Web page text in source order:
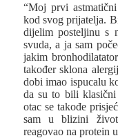
“Moj prvi astmatični
kod svog prijatelja.
dijelim posteljinu s
svuda, a ja sam
jakim
također sklona
dobi imao ispucalu
da su to bili klasični
otac se takođe
sam u blizini
reagovao na protein